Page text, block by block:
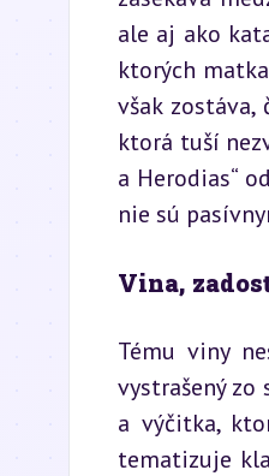
ale aj ako
ktorých
však
ktorá tuší
a Herodias“
nie sú
Vina,
Tému viny
vystrašený
a výčitka,
tematizuje